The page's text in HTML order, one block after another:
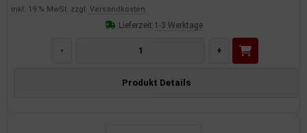
inkl. 19 % MwSt. zzgl. Versandkosten
Lieferzeit:1-3 Werktage
- +
Produkt Details